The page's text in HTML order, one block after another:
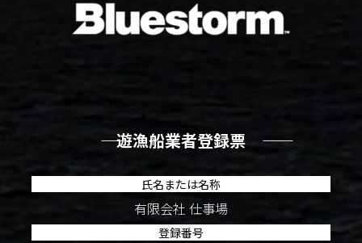
―― 遊漁船業者登録票 ――
氏名または名称
有限会社 仕事場
登録番号